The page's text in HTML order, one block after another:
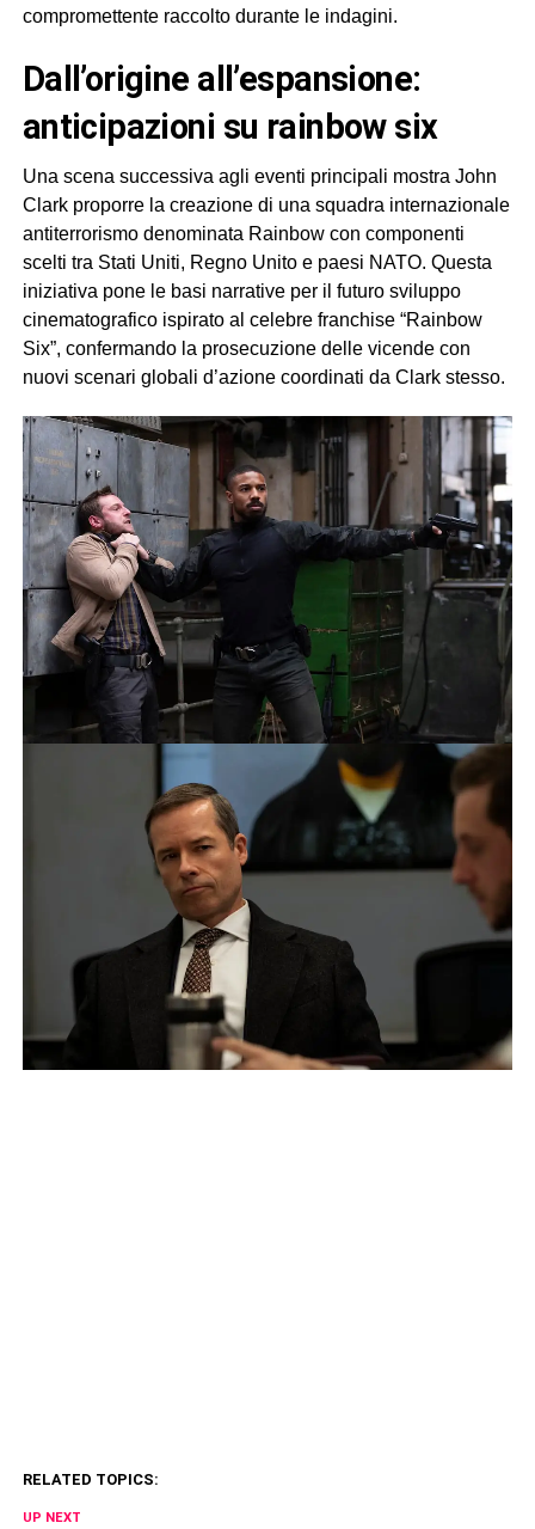
compromettente raccolto durante le indagini.
dall’origine all’espansione:
anticipazioni su rainbow six
Una scena successiva agli eventi principali mostra John
Clark proporre la creazione di una squadra internazionale
antiterrorismo denominata Rainbow con componenti
scelti tra Stati Uniti, Regno Unito e paesi NATO. Questa
iniziativa pone le basi narrative per il futuro sviluppo
cinematografico ispirato al celebre franchise “Rainbow
Six”, confermando la prosecuzione delle vicende con
nuovi scenari globali d’azione coordinati da Clark stesso.
RELATED TOPICS:
UP NEXT